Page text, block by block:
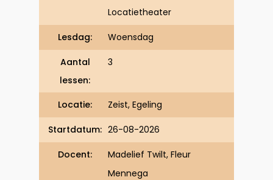
Locatietheater
Lesdag: Woensdag
Aantal
lessen:
3
Locatie: Zeist, Egeling
Startdatum: 26-08-2026
Docent:
Madelief Twilt, Fleur
Mennega